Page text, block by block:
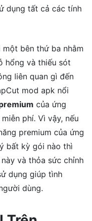
dụng tất cả các tính
bên thứ ba nhằm
hổng và thiếu sót
liên quan gì đến
mod apk nổi
của ứng
phí. Vì vậy, nếu
premium của ứng
bất kỳ gói nào thì
và thỏa sức chỉnh
dụng giúp tình
dùng.